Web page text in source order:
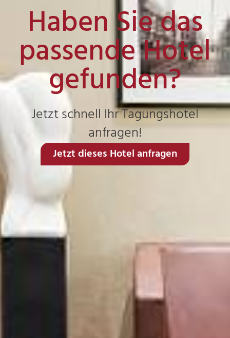
Haben Sie das
passende Hotel
gefunden?
Jetzt schnell Ihr Tagungshotel
anfragen!
Jetzt dieses Hotel anfragen